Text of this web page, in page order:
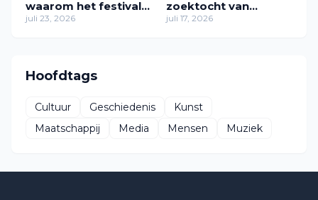
waarom het festival
in zijn huidige vorm
juli 23, 2026
zoektocht van
Zawdie Sandvliet
juli 17, 2026
Hoofdtags
Cultuur Geschiedenis
Kunst
Maatschappij
Media Mensen Muziek